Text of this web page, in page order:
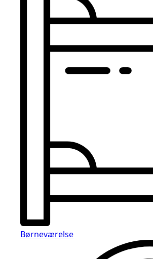
Børneværelse